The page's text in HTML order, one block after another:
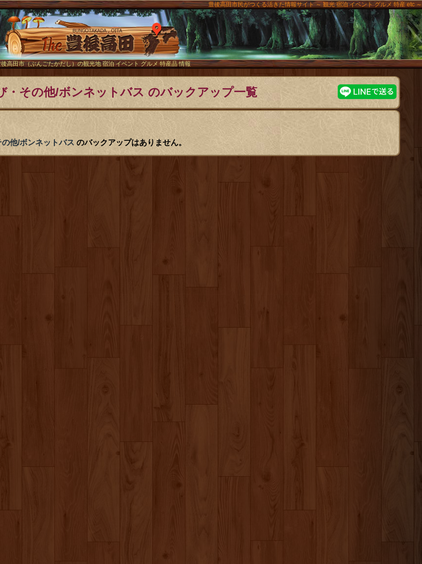
豊後高田市民がつくる活きた情報サイト ～ 観光 宿泊 イベント グルメ 特産 etc ～
The豊後高田
高田市（ぶんごたかだし）の観光地 宿泊 イベント グルメ 特産品 情報
・その他/ボンネットバス のバックアップ一覧
他/ボンネットバス のバックアップはありません。